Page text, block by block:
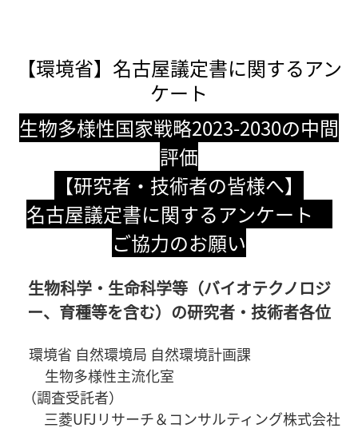
【環境省】名古屋議定書に関するアン
ケート
生物多様性国家戦略2023-2030の中間
評価
【研究者・技術者の皆様へ】
名古屋議定書に関するアンケート
ご協力のお願い
生物科学・生命科学等（バイオテクノロジ
ー、育種等を含む）の研究者・技術者各位
環境省 自然環境局 自然環境計画課
生物多様性主流化室
（調査受託者）
三菱UFJリサーチ＆コンサルティング株式会社